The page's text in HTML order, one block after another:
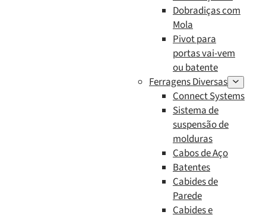
Dobradiças com
Mola
Pivot para
portas vai-vem
ou batente
Ferragens Diversas
Connect Systems
Sistema de
suspensão de
molduras
Cabos de Aço
Batentes
Cabides de
Parede
Cabides e